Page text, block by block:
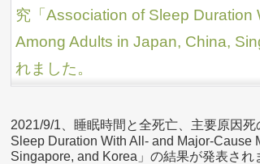
究「Association of Sleep Duration
Among Adults in Japan, China,
れました。
2021/9/1、睡眠時間と全死亡、主要原因
Sleep Duration With All- and Major-Cause
Singapore, and Korea」の結果が発表され